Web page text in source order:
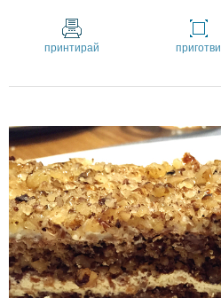
принтирай приготви